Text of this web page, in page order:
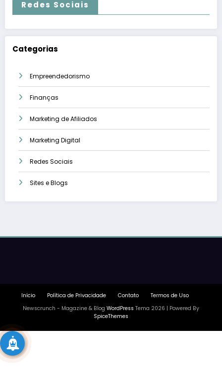
Redes Sociais
Categorias
Empreendedorismo
Finanças
Marketing de Afiliados
Marketing Digital
Redes Sociais
Sites e Blogs
Início Política de Privacidade Contato
Termos de Uso
Newscrunch - Magazine & Blog WordPress Tema 2026 | Powered By
SpiceThemes